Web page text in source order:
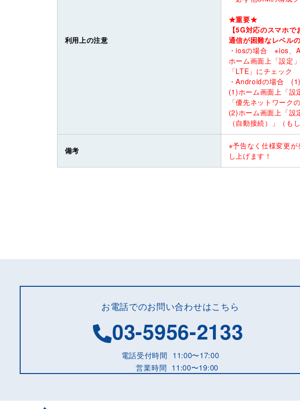
利用上の注意
★重要★
【5G対応のスマホ
通信が困難なレベル
・iosの場合 ※ios、
ホーム画面上「設定
「LTE」にチェック
・Androidの場合
(1)ホーム画面上「
「優先ネットワー
(2)ホーム画面上「
（自動接続）」（も
備考
※予告なく仕様変更
し上げます！
お電話でのお問い合わせはこちら
03-5956-2133
電話受付時間
11:00〜17:00
営業時間 11:00〜19:00